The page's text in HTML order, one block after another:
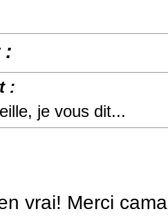
:
:
je vous dit...
vrai! Merci